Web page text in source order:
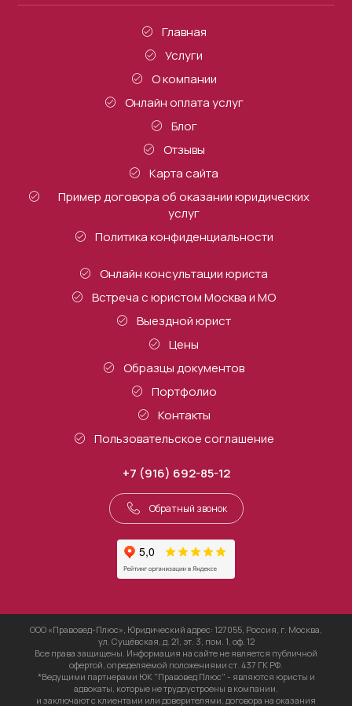
Главная
Услуги
О компании
Онлайн оплата услуг
Блог
Отзывы
Карта сайта
Пример договора об оказании юридических
услуг
Политика конфиденциальности
Онлайн консультации юриста
Встреча с юристом Москва и МО
Выездной юрист
Цены
Образцы документов
Портфолио
Контакты
Пользовательское соглашение
+7 (916) 692-85-12
Обратный звонок
ООО «Правовед-Плюс», Юридический адрес: 127055, Россия, г. Москва,
ул. Сущёвская, д. 21, эт. 3, пом. 1, оф. 12
Все права защищены. Информация на сайте не является публичной
офертой, определяемой положениями ст. 437 ГК РФ.
*Ведущими партнерами ЮК "Правовед Плюс" - являются юристы и
адвокаты, которые не трудоустроены в компании,
и заключают с клиентами или доверителями, договора на оказания